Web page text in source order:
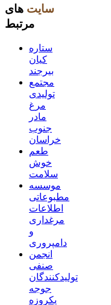
سایت های
مرتبط
ستاره
کیان
بیرجند
مجتمع
تولیدی
مرغ
مادر
جنوب
خراسان
طعم
خوش
سلامت
موسسه
مطبوعاتی
اطلاعات
مرغداری
و
دامپروری
انجمن
صنفی
تولیدکنندگان
جوجه
یکروزه